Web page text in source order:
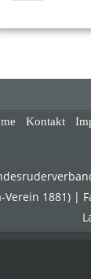
Kontakt
Verein 1881) |